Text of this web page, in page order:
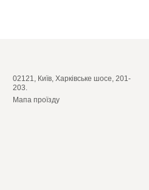
02121, Київ, Харківське шосе, 201-
203.
Мапа проїзду